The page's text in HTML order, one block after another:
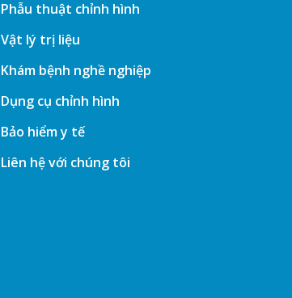
Phẫu thuật chỉnh hình
Vật lý trị liệu
Khám bệnh nghề nghiệp
Dụng cụ chỉnh hình
Bảo hiểm y tế
Liên hệ với chúng tôi